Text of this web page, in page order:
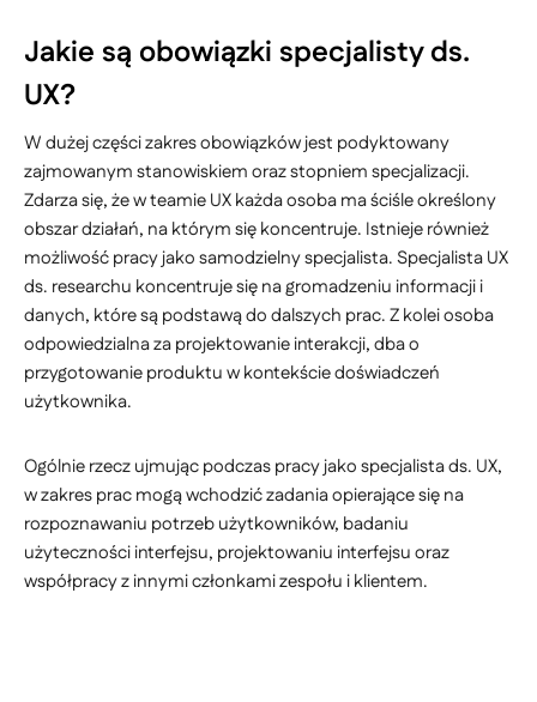
Jakie są obowiązki specjalisty ds.
UX?
W dużej części zakres obowiązków jest podyktowany
zajmowanym stanowiskiem oraz stopniem specjalizacji.
Zdarza się, że w teamie UX każda osoba ma ściśle określony
obszar działań, na którym się koncentruje. Istnieje również
możliwość pracy jako samodzielny specjalista. Specjalista UX
ds. researchu koncentruje się na gromadzeniu informacji i
danych, które są podstawą do dalszych prac. Z kolei osoba
odpowiedzialna za projektowanie interakcji, dba o
przygotowanie produktu w kontekście doświadczeń
użytkownika.
Ogólnie rzecz ujmując podczas pracy jako specjalista ds. UX,
w zakres prac mogą wchodzić zadania opierające się na
rozpoznawaniu potrzeb użytkowników, badaniu
użyteczności interfejsu, projektowaniu interfejsu oraz
współpracy z innymi członkami zespołu i klientem.